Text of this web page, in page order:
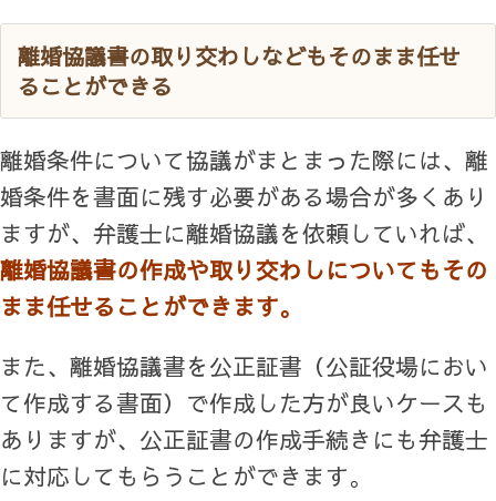
離婚協議書の取り交わしなどもそのまま任せ
ることができる
離婚条件について協議がまとまった際には、離
婚条件を書面に残す必要がある場合が多くあり
ますが、弁護士に離婚協議を依頼していれば、
離婚協議書の作成や取り交わしについてもその
まま任せることができます。
また、離婚協議書を公正証書（公証役場におい
て作成する書面）で作成した方が良いケースも
ありますが、公正証書の作成手続きにも弁護士
に対応してもらうことができます。